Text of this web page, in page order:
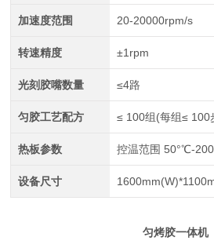
加速度范围 20-20000rpm/s
转速精度 ±1rpm
光刻胶嘴数量 ≤4路
匀胶工艺配方 ≤ 100组(每组≤ 100
热板参数 控温范围 50°℃-
设备尺寸
匀烤胶一体机